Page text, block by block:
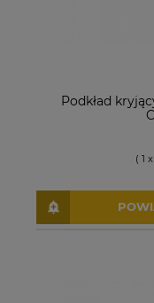
Podkład
( 1